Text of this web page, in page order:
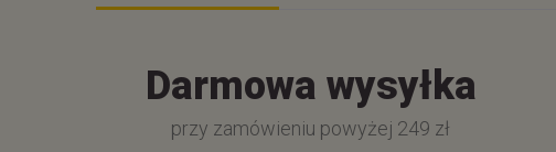
Darmowa wysyłka
przy zamówieniu powyżej 249 zł